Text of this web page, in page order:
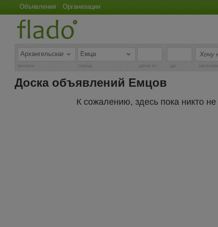
Объявления Организации
-
регион город цена от до
Доска объявлений Емцов
К сожалению, здесь пока никто